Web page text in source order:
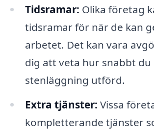
Tidsramar: Olika företag
tidsramar för när de kan
arbetet. Det kan vara
dig att veta hur snabbt du
stenläggning utförd.
Extra tjänster: Vissa
kompletterande tjänster